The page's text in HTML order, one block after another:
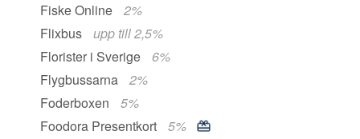
Fiske Online
2%
Flixbus
upp till 2,5%
Florister i Sverige
6%
Flygbussarna
2%
Foderboxen
5%
Foodora Presentkort
5%